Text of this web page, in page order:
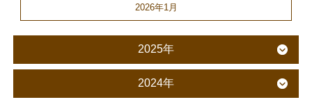
2026年1月
2025年
2024年